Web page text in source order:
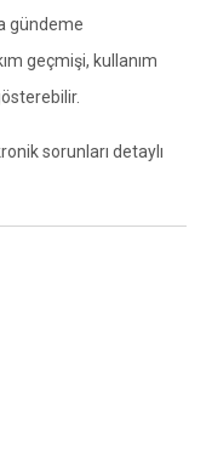
gündeme
geçmişi, kullanım
sorunları detaylı